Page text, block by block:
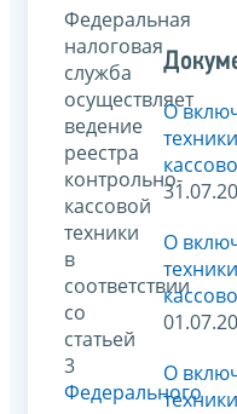
Федеральная
налоговая
служба
осуществляет
ведение
реестра
контрольно-
кассовой
техники
в
соответствии
со
статьей
3
Федерального
О
О
О